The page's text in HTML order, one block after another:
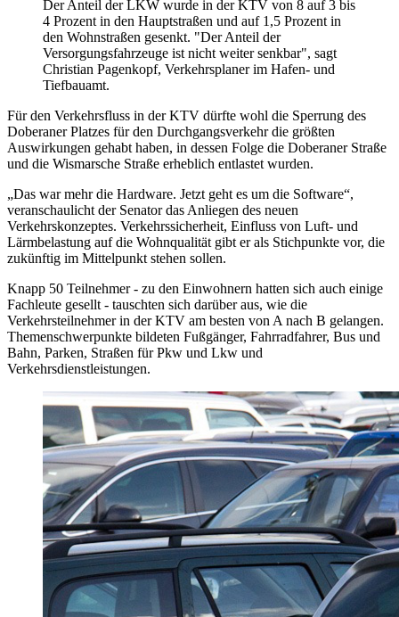
Der Anteil der LKW wurde in der KTV von 8 auf 3 bis
4 Prozent in den Hauptstraßen und auf 1,5 Prozent in
den Wohnstraßen gesenkt. "Der Anteil der
Versorgungsfahrzeuge ist nicht weiter senkbar", sagt
Christian Pagenkopf, Verkehrsplaner im Hafen- und
Tiefbauamt.
Für den Verkehrsfluss in der KTV dürfte wohl die Sperrung des
Doberaner Platzes für den Durchgangsverkehr die größten
Auswirkungen gehabt haben, in dessen Folge die Doberaner Straße
und die Wismarsche Straße erheblich entlastet wurden.
„Das war mehr die Hardware. Jetzt geht es um die Software“,
veranschaulicht der Senator das Anliegen des neuen
Verkehrskonzeptes. Verkehrssicherheit, Einfluss von Luft- und
Lärmbelastung auf die Wohnqualität gibt er als Stichpunkte vor, die
zukünftig im Mittelpunkt stehen sollen.
Knapp 50 Teilnehmer - zu den Einwohnern hatten sich auch einige
Fachleute gesellt - tauschten sich darüber aus, wie die
Verkehrsteilnehmer in der KTV am besten von A nach B gelangen.
Themenschwerpunkte bildeten Fußgänger, Fahrradfahrer, Bus und
Bahn, Parken, Straßen für Pkw und Lkw und
Verkehrsdienstleistungen.